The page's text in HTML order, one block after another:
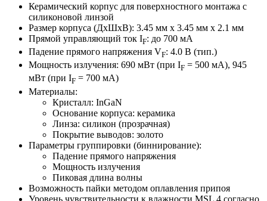
Керамический корпус для поверхностного монтажа с
силиконовой линзой
Размер корпуса (ДхШхВ): 3.45 мм х 3.45 мм х 2.1 мм
Прямой управляющий ток IF: до 700 мА
Падение прямого напряжения VF: 4.0 В (тип.)
Мощность излучения: 690 мВт (при IF = 500 мА), 945
мВт (при IF = 700 мА)
Материалы:
Кристалл: InGaN
Основание корпуса: керамика
Линза: силикон (прозрачная)
Покрытие выводов: золото
Параметры группировки (биннирование):
Падение прямого напряжения
Мощность излучения
Пиковая длина волны
Возможность пайки методом оплавления припоя
Уровень чувствительности к влажности MSL 4 согласно